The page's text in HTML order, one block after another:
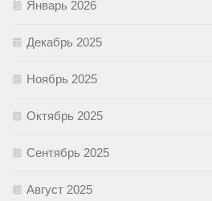
Январь 2026
Декабрь 2025
Ноябрь 2025
Октябрь 2025
Сентябрь 2025
Август 2025